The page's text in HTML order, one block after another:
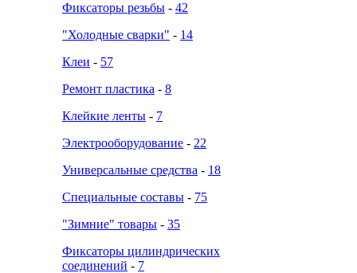
Фиксаторы резьбы - 42
"Холодные сварки" - 14
Клеи - 57
Ремонт пластика - 8
Клейкие ленты - 7
Электрооборудование - 22
Универсальные средства - 18
Специальные составы - 75
"Зимние" товары - 35
Фиксаторы цилиндрических
соединений - 7